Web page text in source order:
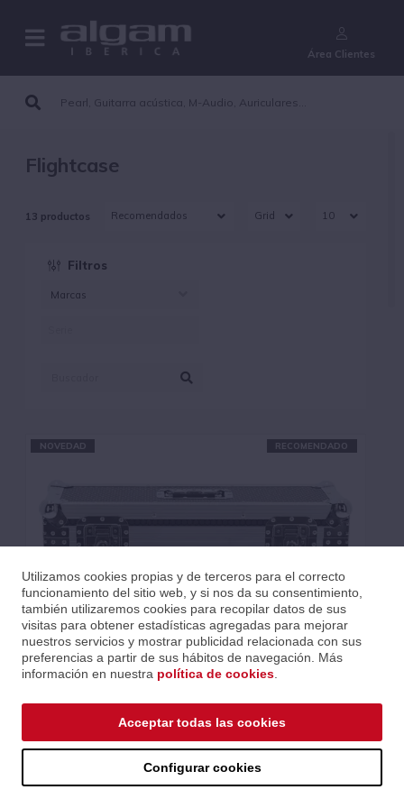
Área Clientes
Flightcase
13 productos
Filtros
Marcas
NOVEDAD RECOMENDADO
FLIGHT CASE PARA 2 PHOENIX
Ref.: LAPPHOENIX-FC2
Código EAN 3700166377929
Precios al iniciar sesión.
Utilizamos cookies propias y de terceros para el correcto
funcionamiento del sitio web, y si nos da su consentimiento,
también utilizaremos cookies para recopilar datos de sus
visitas para obtener estadísticas agregadas para mejorar
nuestros servicios y mostrar publicidad relacionada con sus
preferencias a partir de sus hábitos de navegación. Más
información en nuestra política de cookies
Configurar cookies
Acceptar todas las cookies